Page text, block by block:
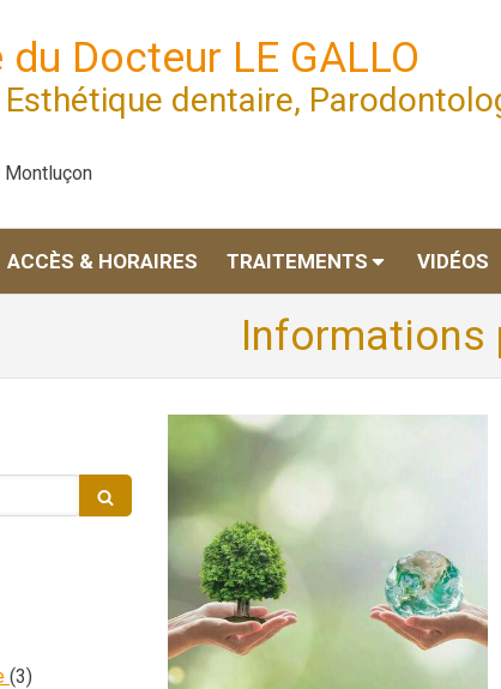
Docteur LE GALLO
dentaire,
Montluçon
ACCÈS & HORAIRES TRAITEMENTS VIDÉOS
Informations
(3)Articles Count